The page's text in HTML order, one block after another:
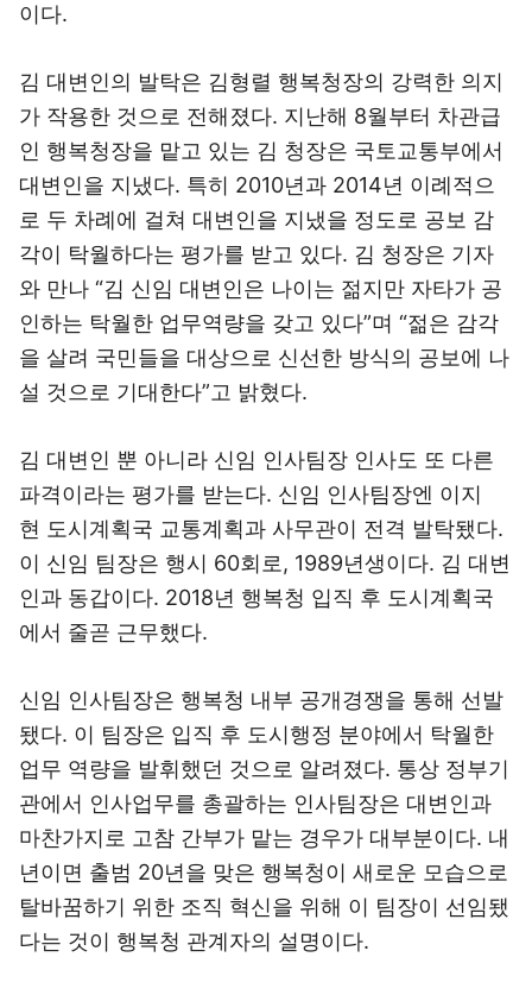
이다.
김 대변인의 발탁은 김형렬 행복청장의 강력한 의지
가 작용한 것으로 전해졌다. 지난해 8월부터 차관급
인 행복청장을 맡고 있는 김 청장은 국토교통부에서
대변인을 지냈다. 특히 2010년과 2014년 이례적으
로 두 차례에 걸쳐 대변인을 지냈을 정도로 공보 감
각이 탁월하다는 평가를 받고 있다. 김 청장은 기자
와 만나 “김 신임 대변인은 나이는 젊지만 자타가 공
인하는 탁월한 업무역량을 갖고 있다”며 “젊은 감각
을 살려 국민들을 대상으로 신선한 방식의 공보에 나
설 것으로 기대한다”고 밝혔다.
김 대변인 뿐 아니라 신임 인사팀장 인사도 또 다른
파격이라는 평가를 받는다. 신임 인사팀장엔 이지
현 도시계획국 교통계획과 사무관이 전격 발탁됐다.
이 신임 팀장은 행시 60회로, 1989년생이다. 김 대변
인과 동갑이다. 2018년 행복청 입직 후 도시계획국
에서 줄곧 근무했다.
신임 인사팀장은 행복청 내부 공개경쟁을 통해 선발
됐다. 이 팀장은 입직 후 도시행정 분야에서 탁월한
업무 역량을 발휘했던 것으로 알려졌다. 통상 정부기
관에서 인사업무를 총괄하는 인사팀장은 대변인과
마찬가지로 고참 간부가 맡는 경우가 대부분이다. 내
년이면 출범 20년을 맞은 행복청이 새로운 모습으로
탈바꿈하기 위한 조직 혁신을 위해 이 팀장이 선임됐
다는 것이 행복청 관계자의 설명이다.